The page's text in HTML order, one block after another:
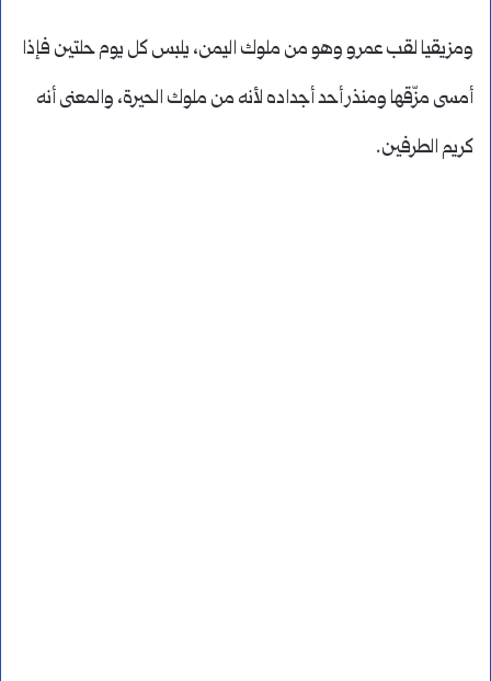
ومزيقيا لقب عمرو وهو من ملوك اليمن، يلبس كل يوم حلتين فإذا
أمسى مزّقها ومنذر أحد أجداده لأنه من ملوك الحيرة، والمعنى أنه
كريم الطرفين.